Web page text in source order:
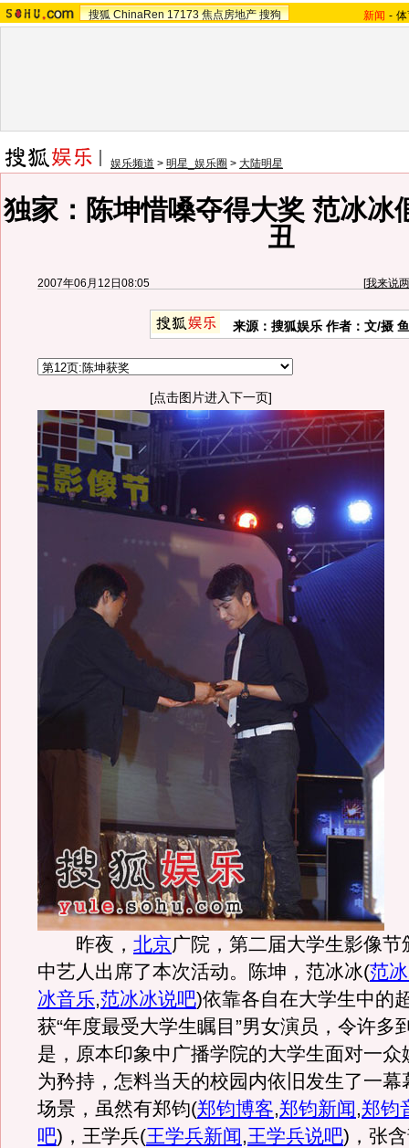
搜狐 ChinaRen 17173 焦点房地产 搜狗 新闻 -
娱乐频道 > 明星_娱乐圈 > 大陆明星
独家：陈坤惜嗓夺得大奖 范冰冰
丑
2007年06月12日08:05 [我来说
来源：搜狐娱乐 作者：文/摄
[点击图片进入下一页]
昨夜， 北京广院，第二届大学生影像节
中艺人出席了本次活动。陈坤，范冰冰(范
冰音乐,范冰冰说吧)依靠各自在大学生中的
获“年度最受大学生瞩目”男女演员，令许多
是，原本印象中广播学院的大学生面对一众
为矜持，怎料当天的校园内依旧发生了一幕
场景，虽然有郑钧(郑钧博客,郑钧新闻,郑钧
吧) ，王学兵(王学兵新闻,王学兵说吧) ，张